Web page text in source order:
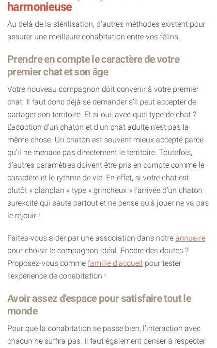
harmonieuse
Au delà de la stérilisation, d'autres méthodes existent pour
assurer une meilleure cohabitation entre vos félins.
Prendre en compte le caractère de votre
premier chat et son âge
Votre nouveau compagnon doit convenir à votre premier
chat. Il faut donc déjà se demander s’il peut accepter de
partager son territoire. Et si oui, avec quel type de chat ?
L’adoption d’un chaton et d’un chat adulte n’est pas la
même chose. Un chaton est souvent mieux accepté parce
qu'il ne menace pas directement le territoire. Toutefois,
d'autres paramètres doivent être pris en compte comme le
caractère et le rythme de vie. En effet, si votre chat est
plutôt « planplan » type « grincheux » l’arrivée d’un chaton
surexcité qui saute partout et ne pense qu’à jouer ne va pas
le réjouir !
Faites-vous aider par une association dans notre annuaire
pour choisir le compagnon idéal. Encore des doutes ?
Proposez-vous comme famille d'accueil pour tester
l'expérience de cohabitation !
Avoir assez d'espace pour satisfaire tout le
monde
Pour que la cohabitation se passe bien, l’interaction avec
chacun ne suffira pas. Il faut également penser à respecter